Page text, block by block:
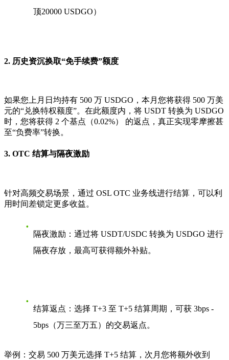
顶20000 USDGO）
2. 历史资沉换取“免手续费”额度
如果您上月日均持有 500 万 USDGO，本月您将获得 500 万美
元的“兑换特权额度”。在此额度内，将 USDT 转换为 USDGO
时，您将获得 2 个基点（0.02%）
的返点，真正实现零摩擦甚
至“负费率”转换。
3. OTC 结算与隔夜激励
针对高频交易场景，通过 OSL OTC 业务线进行结算，可以利
用时间差锁定更多收益。
隔夜激励 ：通过将 USDT/USDC 转换为 USDGO 进行
隔夜存放，最高可获得额外补贴。
结算返点 ：选择 T+3 至 T+5 结算周期，可获 3bps -
5bps（万三至万五）的交易返点。
举例 ：交易 500 万美元选择 T+5 结算，次月您将额外收到